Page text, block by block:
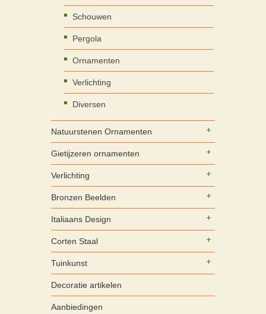
Schouwen
Pergola
Ornamenten
Verlichting
Diversen
Natuurstenen Ornamenten
Gietijzeren ornamenten
Verlichting
Bronzen Beelden
Italiaans Design
Corten Staal
Tuinkunst
Decoratie artikelen
Aanbiedingen